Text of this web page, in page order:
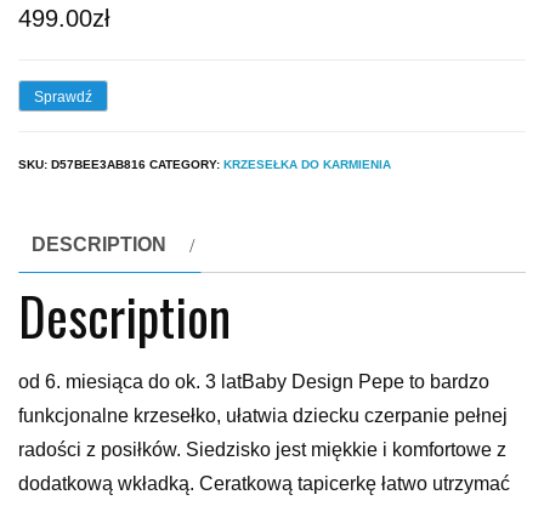
499.00zł
Sprawdź
SKU: D57BEE3AB816 CATEGORY: KRZESEŁKA DO KARMIENIA
DESCRIPTION
Description
od 6. miesiąca do ok. 3 latBaby Design Pepe to bardzo
funkcjonalne krzesełko, ułatwia dziecku czerpanie pełnej
radości z posiłków. Siedzisko jest miękkie i komfortowe z
dodatkową wkładką. Ceratkową tapicerkę łatwo utrzymać